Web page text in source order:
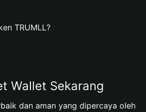
TRUMLL?
Wallet Sekarang
dan aman yang dipercaya oleh